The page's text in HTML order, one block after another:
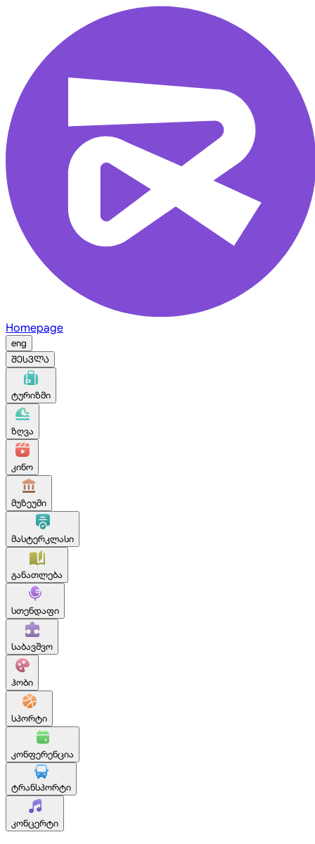
Homepage
eng
შესვლა
ტურიზმი
ზღვა
კინო
მუზეუმი
მასტერკლასი
განათლება
სთენდაფი
საბავშვო
ჰობი
სპორტი
კონფერენცია
ტრანსპორტი
კონცერტი